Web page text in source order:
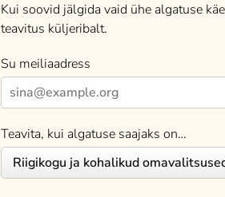
Kui soovid jälgida vaid ühe algatuse
teavitus küljeribalt.
Su meiliaadress
Teavita, kui algatuse saajaks on…